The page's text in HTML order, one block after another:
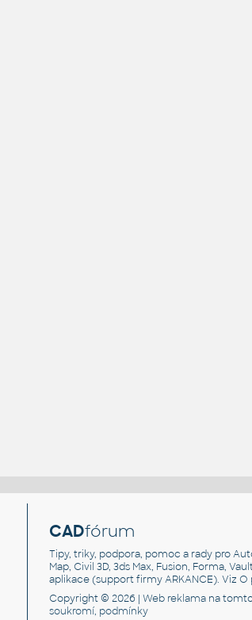
CADfórum
Tipy, triky, podpora, pomoc a rady pro
Map, Civil 3D, 3ds Max, Fusion, Forma,
aplikace (support firmy ARKANCE). VizO
Copyright © 2026 |Web reklama na
soukromí, podmínky